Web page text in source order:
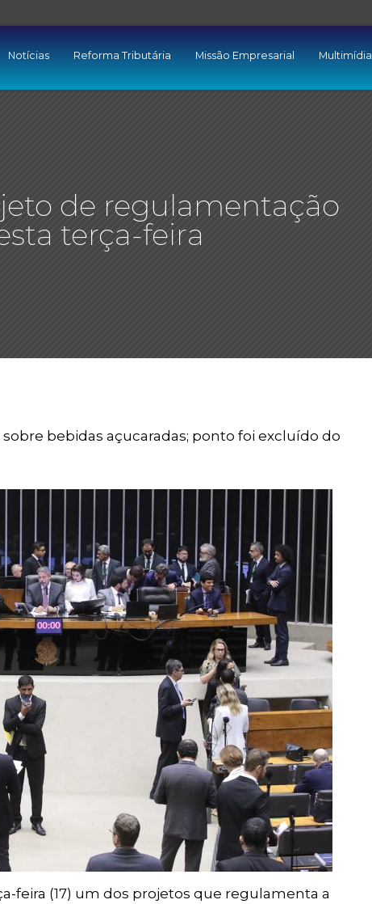
Notícias Reforma Tributária Missão Empresarial Multimídia
de regulamentação
terça-feira
bebidas açucaradas; ponto foi excluído do
feira (17) um dos projetos que regulamenta a